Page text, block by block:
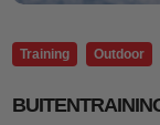
Training Outdoor